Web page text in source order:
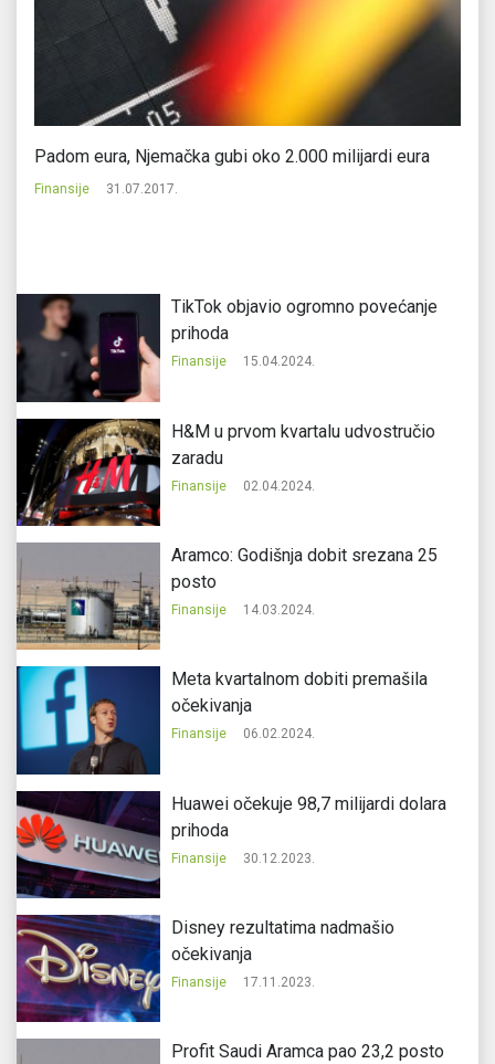
Padom eura, Njemačka gubi oko 2.000 milijardi eura
Finansije 31.07.2017.
TikTok objavio ogromno povećanje
prihoda
Finansije 15.04.2024.
H&M u prvom kvartalu udvostručio
zaradu
Finansije 02.04.2024.
Aramco: Godišnja dobit srezana 25
posto
Finansije 14.03.2024.
Meta kvartalnom dobiti premašila
očekivanja
Finansije 06.02.2024.
Huawei očekuje 98,7 milijardi dolara
prihoda
Finansije 30.12.2023.
Disney rezultatima nadmašio
očekivanja
Finansije 17.11.2023.
Profit Saudi Aramca pao 23,2 posto